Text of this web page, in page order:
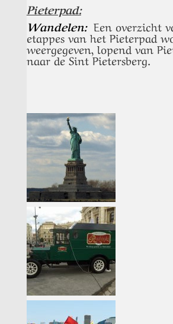
Pieterpad:
Wandelen:Een overzicht
etappes van het Pieterpad
weergegeven, lopend van
naar de Sint Pietersberg.